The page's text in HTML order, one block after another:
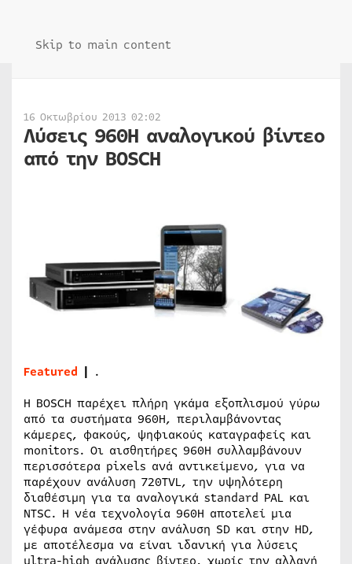
Skip to main content
16 Οκτωβρίου 2013 02:02
Λύσεις 960H αναλογικού βίντεο
από την BOSCH
Featured | .
H BOSCH παρέχει πλήρη γκάμα εξοπλισμού γύρω
από τα συστήματα 960H, περιλαμβάνοντας
κάμερες, φακούς, ψηφιακούς καταγραφείς και
monitors. Οι αισθητήρες 960Η συλλαμβάνουν
περισσότερα pixels ανά αντικείμενο, για να
παρέχουν ανάλυση 720TVL, την υψηλότερη
διαθέσιμη για τα αναλογικά standard PAL και
NTSC. Η νέα τεχνολογία 960H αποτελεί μια
γέφυρα ανάμεσα στην ανάλυση SD και στην HD,
με αποτέλεσμα να είναι ιδανική για λύσεις
ultra-high ανάλυσης βίντεο, χωρίς την αλλαγή